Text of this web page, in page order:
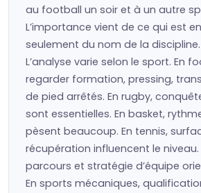
au football un soir et à un autre
L’importance vient de ce qui est
seulement du nom de la discipline.
L’analyse varie selon le sport. En
regarder formation, pressing,
de pied arrêtés. En rugby,
sont essentielles. En basket,
pèsent beaucoup. En tennis,
récupération influencent le niveau.
parcours et stratégie d’équipe
En sports mécaniques,